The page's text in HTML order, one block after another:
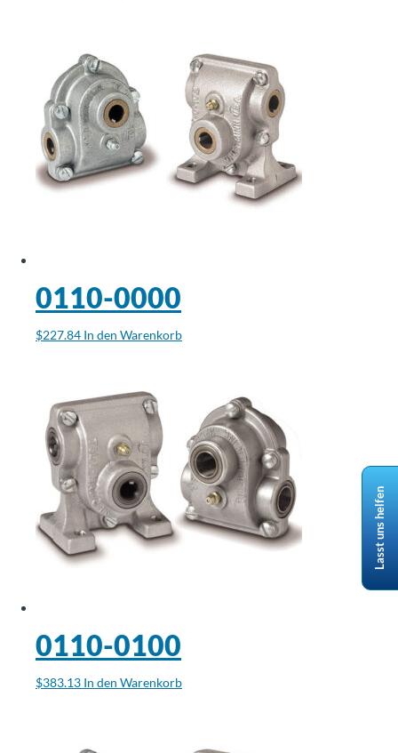
0110-0000
$227.84 In den Warenkorb
0110-0100
$383.13 In den Warenkorb
Lasst uns helfen